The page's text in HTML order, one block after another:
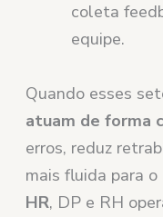
coleta
equipe.
Quando esses
atuam de forma
erros, reduz
mais fluida para
HR, DP e RH